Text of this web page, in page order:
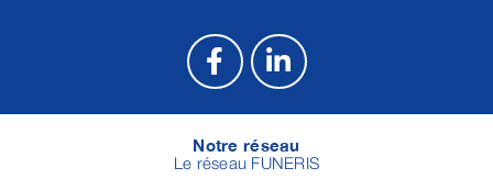
Notre réseau
Le réseau FUNERIS